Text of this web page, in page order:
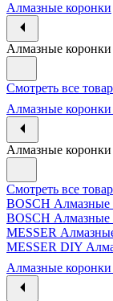
Алмазные коронки
Алмазные коронки
Смотреть все
Алмазные
Алмазные
Смотреть все
BOSCH Алмазные
BOSCH Алмазные
MESSER
MESSER DIY
Алмазные